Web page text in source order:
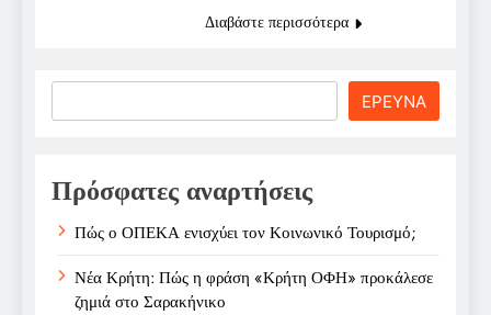
Διαβάστε περισσότερα
ΕΡΕΥΝΑ
Πρόσφατες αναρτήσεις
Πώς ο ΟΠΕΚΑ ενισχύει τον Κοινωνικό Τουρισμό;
Νέα Κρήτη: Πώς η φράση «Κρήτη ΟΦΗ» προκάλεσε
ζημιά στο Σαρακήνικο